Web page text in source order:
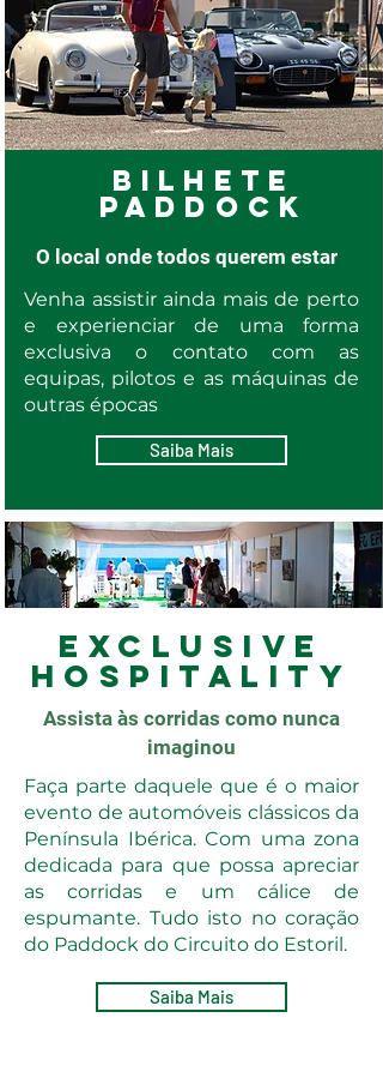
Bilhete
Paddock
O local onde todos querem estar
Venha assistir ainda mais de perto
e experienciar de uma forma
exclusiva o contato com as
equipas, pilotos e as máquinas de
outras épocas
Saiba Mais
EXCLUSIVE
HOSPITALITY
Assista às corridas como nunca
imaginou
Faça parte daquele que é o maior
evento de automóveis clássicos da
Península Ibérica. Com uma zona
dedicada para que possa apreciar
as corridas e um cálice de
espumante. Tudo isto no coração
do Paddock do Circuito do Estoril.
Saiba Mais